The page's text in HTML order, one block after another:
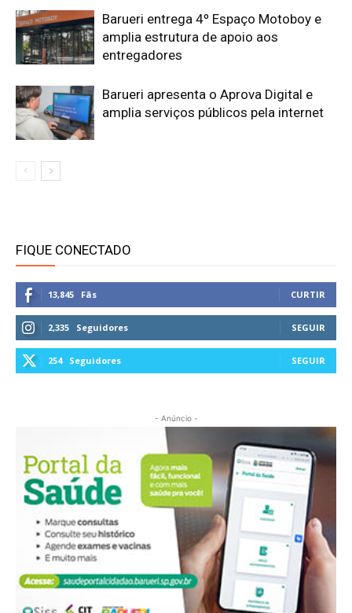
Barueri entrega 4º Espaço Motoboy e
amplia estrutura de apoio aos
entregadores
Barueri apresenta o Aprova Digital e
amplia serviços públicos pela internet
FIQUE CONECTADO
13,845 Fãs CURTIR
2,335 Seguidores SEGUIR
254 Seguidores SEGUIR
- Anúncio -